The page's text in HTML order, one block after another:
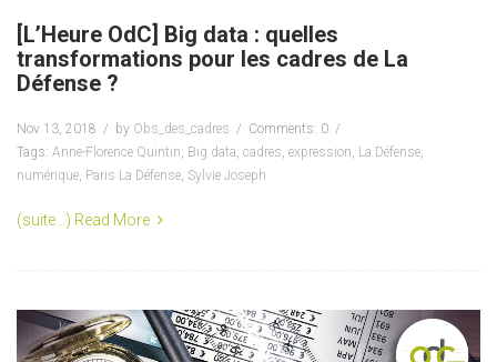
[L’Heure OdC] Big data : quelles
transformations pour les cadres de La
Défense ?
Nov 13, 2018 by Obs_des_cadres
Comments: 0
Tags: Anne-Florence Quintin Big data cadres expression La Défense
numérique Paris La Défense Sylvie Joseph
(suite…) Read More